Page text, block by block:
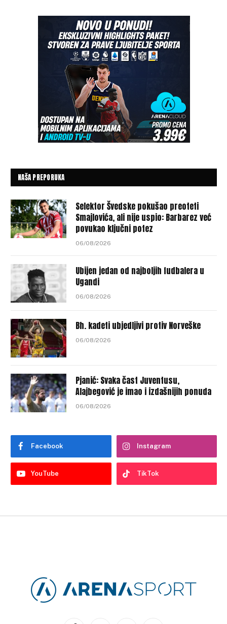
NAŠA PREPORUKA
Selektor Švedske pokušao preoteti
Smajlovića, ali nije uspio: Barbarez već
povukao ključni potez
06/08/2026
Ubijen jedan od najboljih fudbalera u
Ugandi
06/08/2026
Bh. kadeti ubjedljivi protiv Norveške
06/08/2026
Pjanić: Svaka čast Juventusu,
Alajbegović je imao i izdašnijih ponuda
06/08/2026
Facebook Instagram
YouTube TikTok